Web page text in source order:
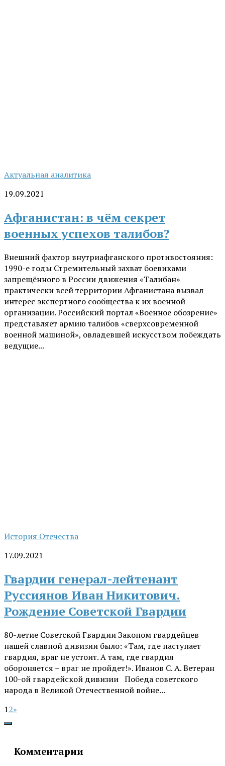
Актуальная аналитика
19.09.2021
Афганистан: в чём секрет
военных успехов талибов?
Внешний фактор внутриафганского противостояния:
1990-е годы Стремительный захват боевиками
запрещённого в России движения «Талибан»
практически всей территории Афганистана вызвал
интерес экспертного сообщества к их военной
организации. Российский портал «Военное обозрение»
представляет армию талибов «сверхсовременной
военной машиной», овладевшей искусством побеждать
ведущие...
История Отечества
17.09.2021
Гвардии генерал-лейтенант
Руссиянов Иван Никитович.
Рождение Советской Гвардии
80-летие Советской Гвардии Законом гвардейцев
нашей славной дивизии было: «Там, где наступает
гвардия, враг не устоит. А там, где гвардия
обороняется – враг не пройдет!». Иванов С. А. Ветеран
100-ой гвардейской дивизии Победа советского
народа в Великой Отечественной войне...
12»
Комментарии